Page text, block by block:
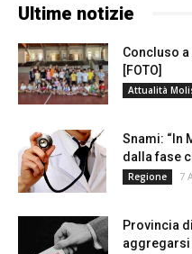
Ultime notizie
Concluso
[FOTO]
Attualità
Snami: “In
dalla fase
Regione 7
Provincia
aggregarsi